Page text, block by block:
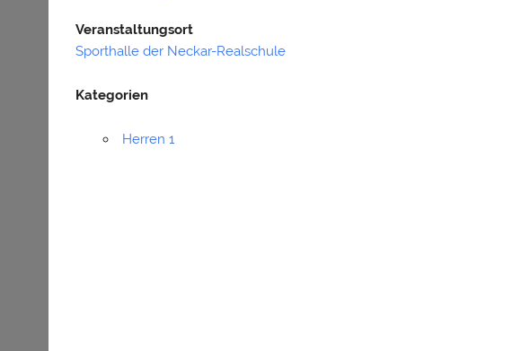
Veranstaltungsort
Sporthalle der Neckar-Realschule
Kategorien
Herren 1